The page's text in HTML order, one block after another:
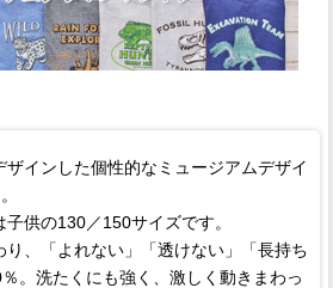
インした個性的なミュージアムデザイ
供の130／150サイズです。
、「よれない」「透けない」「長持ち
。洗たくにも強く、激しく動きまわっ